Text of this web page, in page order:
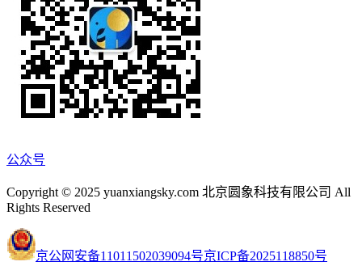
公众号
Copyright © 2025 yuanxiangsky.com 北京圆象科技有限公司 All
Rights Reserved
京公网安备11011502039094号京ICP备2025118850号